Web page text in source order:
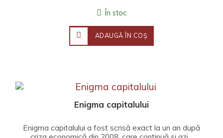
În stoc
ADAUGĂ ÎN COŞ
Enigma capitalului
Enigma capitalului a fost scrisă exact la un an după